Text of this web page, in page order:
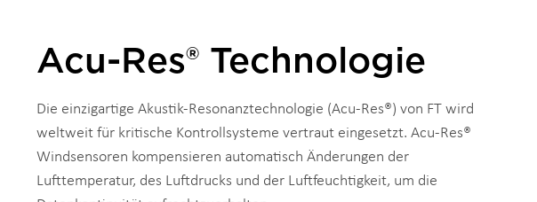
Acu-Res® Technologie
Die einzigartige Akustik-Resonanztechnologie (Acu-Res®) von FT wird
weltweit für kritische Kontrollsysteme vertraut eingesetzt. Acu-Res®
Windsensoren kompensieren automatisch Änderungen der
Lufttemperatur, des Luftdrucks und der Luftfeuchtigkeit, um die